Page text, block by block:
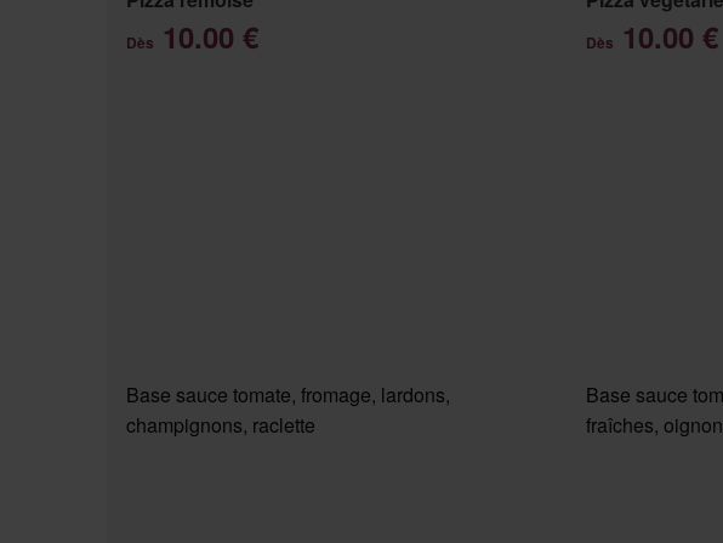
Dès 10.00 €
Base sauce tomate, fromage, lardons,
champignons, raclette
Dès 10.00 €
Base sauce
fraîches,